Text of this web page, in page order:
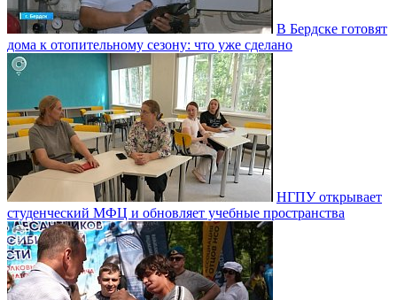
В Бердске готовят
дома к отопительному сезону: что уже сделано
НГПУ открывает
студенческий МФЦ и обновляет учебные пространства